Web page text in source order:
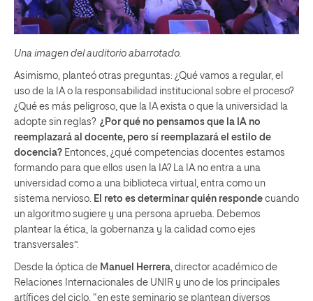
Una imagen del auditorio abarrotado.
Asimismo, planteó otras preguntas: ¿Qué vamos a regular, el
uso de la IA o la responsabilidad institucional sobre el proceso?
¿Qué es más peligroso, que la IA exista o que la universidad la
adopte sin reglas? ¿Por qué no pensamos que la IA no
reemplazará al docente, pero sí reemplazará el estilo de
docencia? Entonces, ¿qué competencias docentes estamos
formando para que ellos usen la IA? La IA no entra a una
universidad como a una biblioteca virtual, entra como un
sistema nervioso. El reto es determinar quién responde cuando
un algoritmo sugiere y una persona aprueba. Debemos
plantear la ética, la gobernanza y la calidad como ejes
transversales”.
Desde la óptica de Manuel Herrera, director académico de
Relaciones Internacionales de UNIR y uno de los principales
artífices del ciclo, “en este seminario se plantean diversos